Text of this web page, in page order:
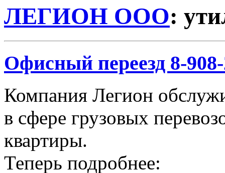
ЛЕГИОН ООО:
Офисный переезд 8-
Компания Легион
в сфере грузовых
квартиры.
Теперь подробнее: